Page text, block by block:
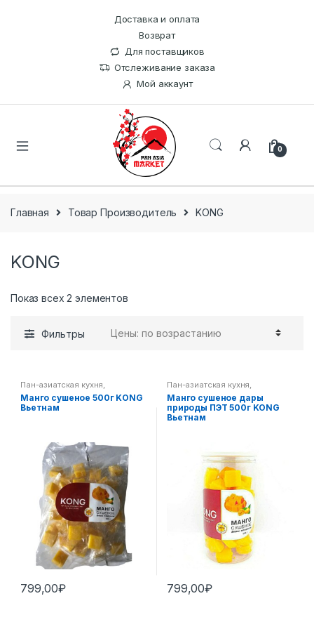
Доставка и оплата
Возврат
Для поставщиков
Отслеживание заказа
Мой аккаунт
0
Главная Товар Производитель KONG
KONG
Показ всех 2 элементов
Фильтры
Пан-азиатская кухня
Экзотические фрукты
Манго сушеное 500г KONG
Вьетнам
799,00₽
Пан-азиатская кухня
Экзотические фрукты
Манго сушеное дары
природы ПЭТ 500г KONG
Вьетнам
799,00₽